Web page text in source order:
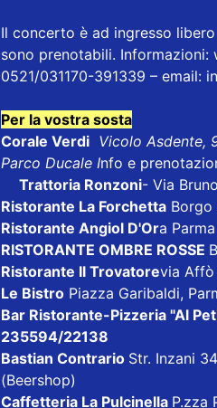
Il concerto è ad ingresso
sono prenotabili. Informazioni:
0521/031170-391339 – email:
Per la vostra sosta
Corale Verdi Vicolo Asdente,
Parco Ducale Info e
Trattoria Ronzoni- Via
Ristorante La Forchetta Borgo
Ristorante Angiol D'Ora
RISTORANTE OMBRE ROSSE
Ristorante Il Trovatorevia Affò
Le Bistro Piazza Garibaldi,
Bar Ristorante-Pizzeria "Al
235594/22138
Bastian Contrario Str. Inzani
(Beershop)
Caffetteria La Pulcinella P.zza